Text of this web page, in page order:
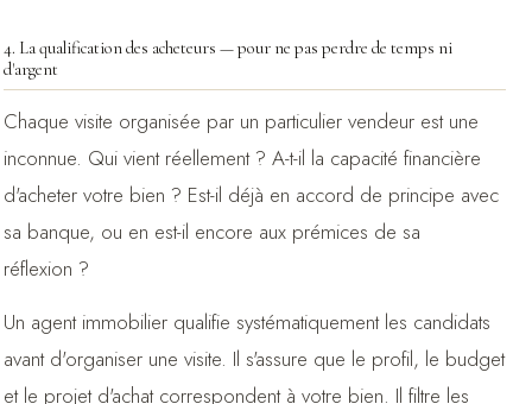
4. La qualification des acheteurs — pour ne pas perdre de temps ni
d'argent
Chaque visite organisée par un particulier vendeur est une
inconnue. Qui vient réellement ? A-t-il la capacité financière
d'acheter votre bien ? Est-il déjà en accord de principe avec
sa banque, ou en est-il encore aux prémices de sa
réflexion ?
Un agent immobilier qualifie systématiquement les candidats
avant d'organiser une visite. Il s'assure que le profil, le budget
et le projet d'achat correspondent à votre bien. Il filtre les